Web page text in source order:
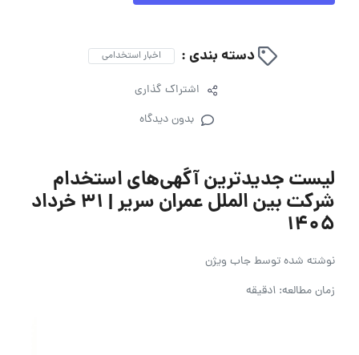
دسته بندی : اخبار استخدامی
اشتراک گذاری
بدون دیدگاه
لیست جدیدترین آگهی‌های استخدام
شرکت بین الملل عمران سریر | ۳۱ خرداد
۱۴۰۵
نوشته شده توسطجاب ویژن
زمان مطالعه: 1دقیقه